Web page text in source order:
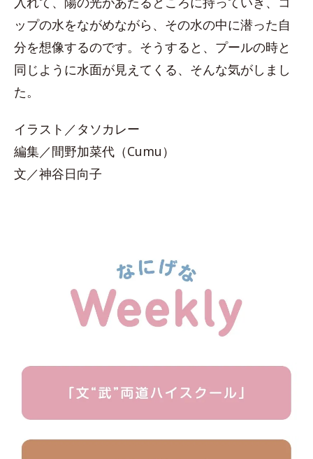
ップの水をながめながら、その水の中に潜った自
分を想像するのです。そうすると、プールの時と
同じように水面が見えてくる、そんな気がしまし
た。
イラスト／タソカレー
編集／間野加菜代（Cumu）
文／神谷日向子